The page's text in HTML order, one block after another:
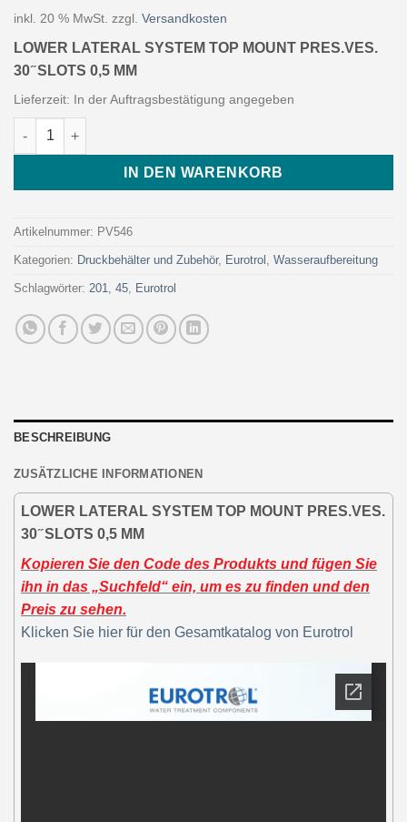
inkl. 20 % MwSt. zzgl. Versandkosten
LOWER LATERAL SYSTEM TOP MOUNT PRES.VES.
30 ̋ SLOTS 0,5 MM
Lieferzeit: In der Auftragsbestätigung angegeben
LOWER LATERAL SYSTEM TOP MOUNT PRES.VES. 30
IN DEN WARENKORB
Artikelnummer: PV546
Kategorien: Druckbehälter und Zubehör, Eurotrol , Wasseraufbereitung
Schlagwörter: 201, 45, Eurotrol
BESCHREIBUNG
ZUSÄTZLICHE INFORMATIONEN
LOWER LATERAL SYSTEM TOP MOUNT PRES.VES.
30 ̋ SLOTS 0,5 MM
Kopieren Sie den Code des Produkts und fügen Sie
ihn in das „Suchfeld“ ein, um es zu finden und den
Preis zu sehen.
Klicken Sie hier für den Gesamtkatalog von Eurotrol